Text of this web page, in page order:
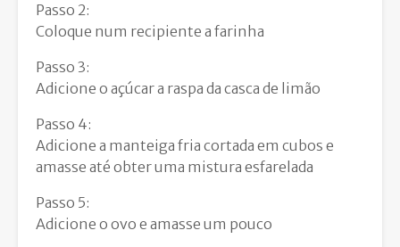
Passo 2:
Coloque num recipiente a farinha
Passo 3:
Adicione o açúcar a raspa da casca de limão
Passo 4:
Adicione a manteiga fria cortada em cubos e
amasse até obter uma mistura esfarelada
Passo 5:
Adicione o ovo e amasse um pouco